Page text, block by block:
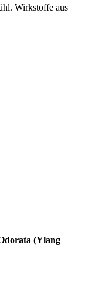
Wirkstoffe aus
(Ylang